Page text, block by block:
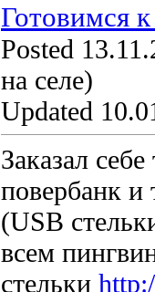
Готовимся
Posted
на селе)
Updated
Заказал
повербанк и
(USB
всем
стельки